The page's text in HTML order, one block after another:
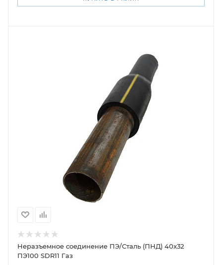
Неразъемное соединение ПЭ/Сталь (ПНД) 40х32
ПЭ100 SDR11 Газ